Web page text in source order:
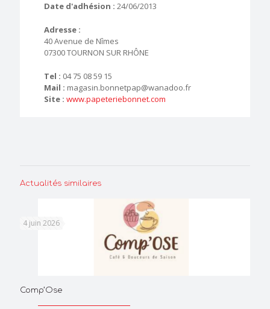
Date d'adhésion : 24/06/2013
Adresse :
40 Avenue de Nîmes
07300 TOURNON SUR RHÔNE
Tel : 04 75 08 59 15
Mail : magasin.bonnetpap@wanadoo.fr
Site : www.papeteriebonnet.com
Actualités similaires
4 juin 2026
Comp’Ose